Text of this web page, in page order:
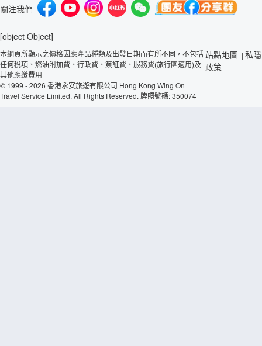
關注我們
[object Object]
本網頁所顯示之價格因應產品種類及出發日期而有所不同，不包括
任何稅項、燃油附加費、行政費、簽証費、服務費(旅行團適用)及
其他應繳費用
© 1999 - 2026 香港永安旅遊有限公司 Hong Kong Wing On
Travel Service Limited. All Rights Reserved. 牌照號碼: 350074
站點地圖 | 私隱
政策